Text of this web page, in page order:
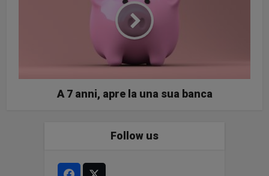
A 7 anni, apre la una sua banca
Follow us